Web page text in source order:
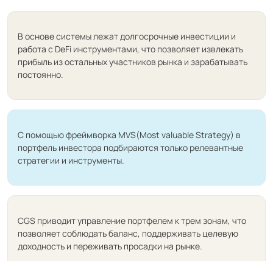
В основе системы лежат долгосрочные инвестиции и
работа с DeFi инструментами, что позволяет извлекать
прибыль из остальных участников рынка и зарабатывать
постоянно.
С помощью фреймворка MVS(Most valuable Strategy) в
портфель инвестора подбираются только релевантные
стратегии и инструменты.
CGS приводит управление портфелем к трем зонам, что
позволяет соблюдать баланс, поддерживать целевую
доходность и переживать просадки на рынке.